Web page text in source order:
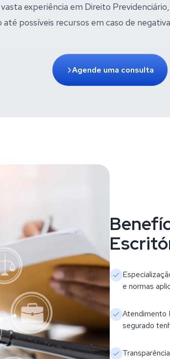
experiência em Direito
até possíveis recursos em caso de
Agende uma consulta
e normas
Atendimento
segurado